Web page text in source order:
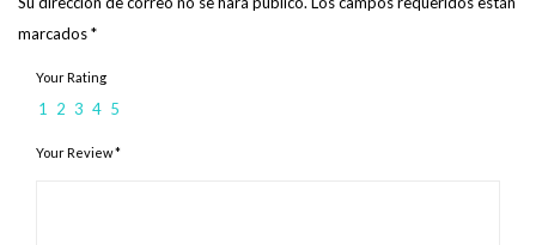
marcados*
Your Rating
1 2 3 4 5
Your Review*